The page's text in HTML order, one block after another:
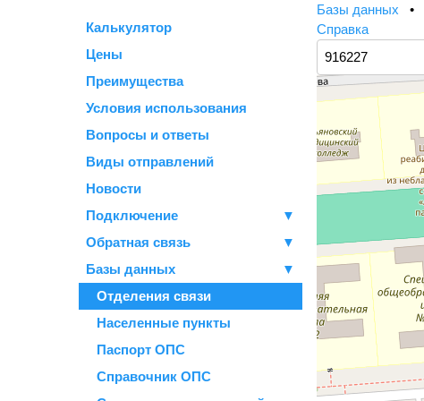
Калькулятор
Цены
Преимущества
Условия использования
Вопросы и ответы
Виды отправлений
Новости
Подключение
▼
Обратная связь
▼
Базы данных
▼
Отделения связи
Населенные пункты
Паспорт ОПС
Справочник ОПС
Базы данных •
Справка